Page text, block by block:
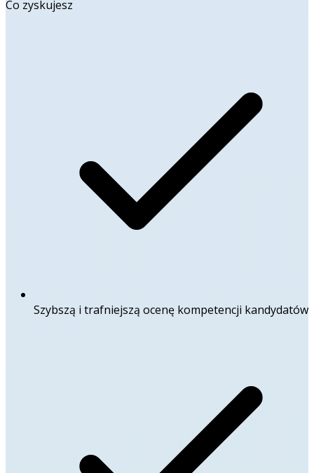
Co zyskujesz
Szybszą i trafniejszą ocenę kompetencji kandydatów